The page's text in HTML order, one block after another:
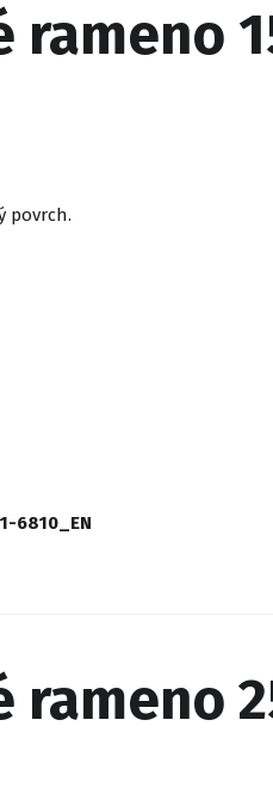
povrch.
6810_EN